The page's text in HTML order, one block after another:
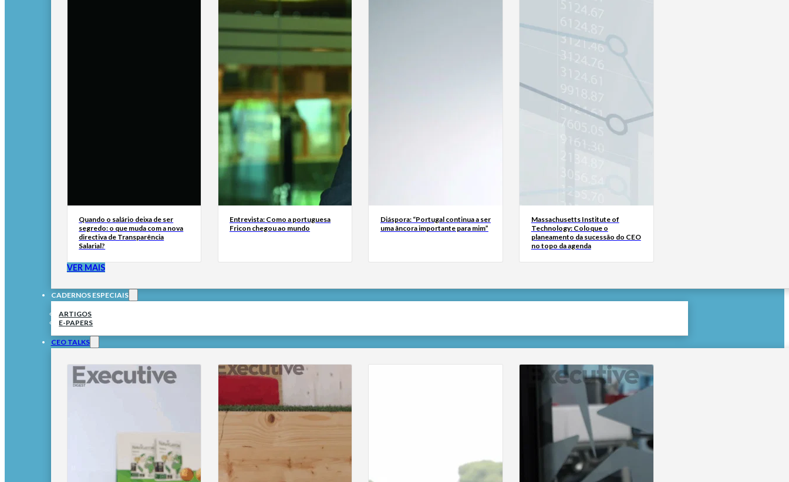
Quando o salário deixa de ser
segredo: o que muda com a nova
directiva de Transparência
Salarial?
Entrevista: Como a portuguesa
Fricon chegou ao mundo
Diáspora: “Portugal continua a ser
uma âncora importante para mim”
Massachusetts Institute of
Technology: Coloque o
planeamento da sucessão do CEO
no topo da agenda
VER MAIS
CADERNOS ESPECIAIS
ARTIGOS
E-PAPERS
CEO TALKS